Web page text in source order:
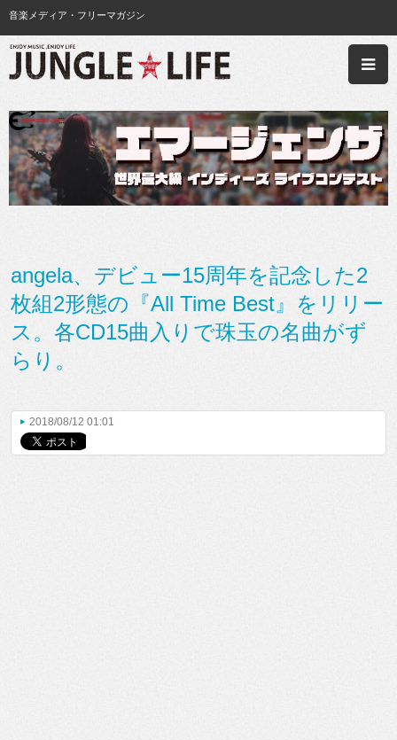
音楽メディア・フリーマガジン
angela、デビュー15周年を記念した2
枚組2形態の『All Time Best』をリリー
ス。各CD15曲入りで珠玉の名曲がず
らり。
2018/08/12 01:01